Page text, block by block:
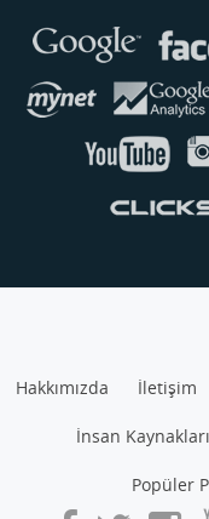
Hakkımızda İletişim
İnsan Kaynakları
Popüler
Genellikle